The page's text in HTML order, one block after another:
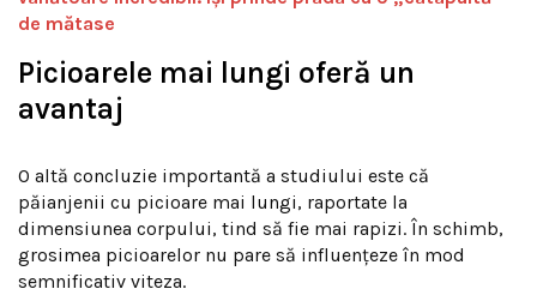
de mătase
Picioarele mai lungi oferă un
avantaj
O altă concluzie importantă a studiului este că
păianjenii cu picioare mai lungi, raportate la
dimensiunea corpului, tind să fie mai rapizi. În schimb,
grosimea picioarelor nu pare să influențeze în mod
semnificativ viteza.